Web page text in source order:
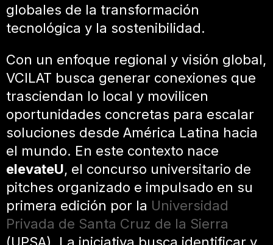
globales de la transformación
tecnológica y la sostenibilidad.
Con un enfoque regional y visión global,
VCILAT busca generar conexiones que
trasciendan lo local y movilicen
oportunidades concretas para escalar
soluciones desde América Latina hacia
el mundo. En este contexto nace
elevateU, el concurso universitario de
pitches organizado e impulsado en su
primera edición por la Universidad
Privada de Santa Cruz de la Sierra